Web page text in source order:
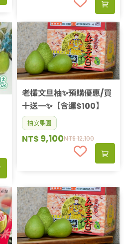
老欉文旦柚✨預購優惠/買
十送一✨【含運$100】
柚安果園
NT$12,100
NT$ 9,100